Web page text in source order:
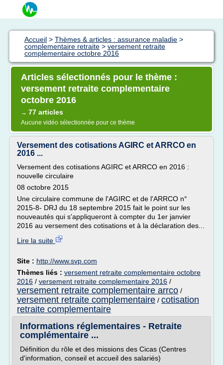
Accueil > Thèmes & articles : assurance maladie >
complementaire retraite > versement retraite
complementaire octobre 2016
Articles sélectionnés pour le thème :
versement retraite complementaire
octobre 2016
→ 77 articles
Aucune vidéo sélectionnée pour ce thème
Versement des cotisations AGIRC et ARRCO en
2016 ...
Versement des cotisations AGIRC et ARRCO en 2016 :
nouvelle circulaire
08 octobre 2015
Une circulaire commune de l'AGIRC et de l'ARRCO n°
2015-8- DRJ du 18 septembre 2015 fait le point sur les
nouveautés qui s'appliqueront à compter du 1er janvier
2016 au versement des cotisations et à la déclaration des...
Lire la suite
Site : http://www.svp.com
Thèmes liés : versement retraite complementaire octobre
2016 / versement retraite complementaire 2016 /
versement retraite complementaire arrco /
versement retraite complementaire / cotisation
retraite complementaire
Informations réglementaires - Retraite
complémentaire ...
Définition du rôle et des missions des Cicas (Centres
d'information, conseil et accueil des salariés)